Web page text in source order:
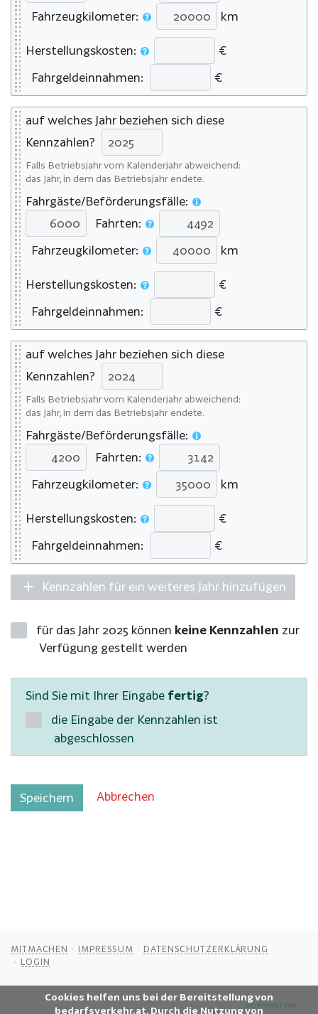
Cookies helfen uns bei der Bereitstellung von
bedarfsverkehr.at. Durch die Nutzung von
Fahrzeugkilometer:
km
Herstellungskosten:
€
Fahrgeldeinnahmen:
€
auf welches Jahr beziehen sich diese
Kennzahlen?
Falls Betriebsjahr vom Kalenderjahr abweichend:
das Jahr, in dem das Betriebsjahr endete.
Fahrgäste/Beförderungsfälle:
Fahrten:
Fahrzeugkilometer:
km
Herstellungskosten:
€
Fahrgeldeinnahmen:
€
auf welches Jahr beziehen sich diese
Kennzahlen?
Falls Betriebsjahr vom Kalenderjahr abweichend:
das Jahr, in dem das Betriebsjahr endete.
Fahrgäste/Beförderungsfälle:
Fahrten:
Fahrzeugkilometer:
km
Herstellungskosten:
€
Fahrgeldeinnahmen:
€
Kennzahlen für ein weiteres Jahr hinzufügen
für das Jahr 2025 können keine Kennzahlen zur
Verfügung gestellt werden
Sind Sie mit Ihrer Eingabe fertig?
die Eingabe der Kennzahlen ist
abgeschlossen
Speichern Abbrechen
MITMACHEN IMPRESSUM
DATENSCHUTZERKLÄRUNG
LOGIN